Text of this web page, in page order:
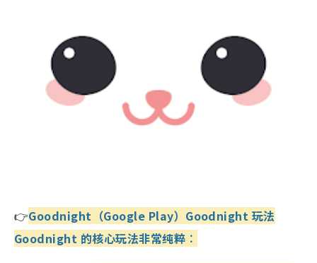
👉Goodnight（Google Play） Goodnight 玩法
Goodnight 的核心玩法非常纯粹︰